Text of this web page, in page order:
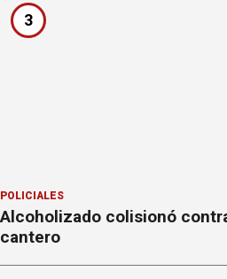
3
POLICIALES
Alcoholizado colisionó
cantero